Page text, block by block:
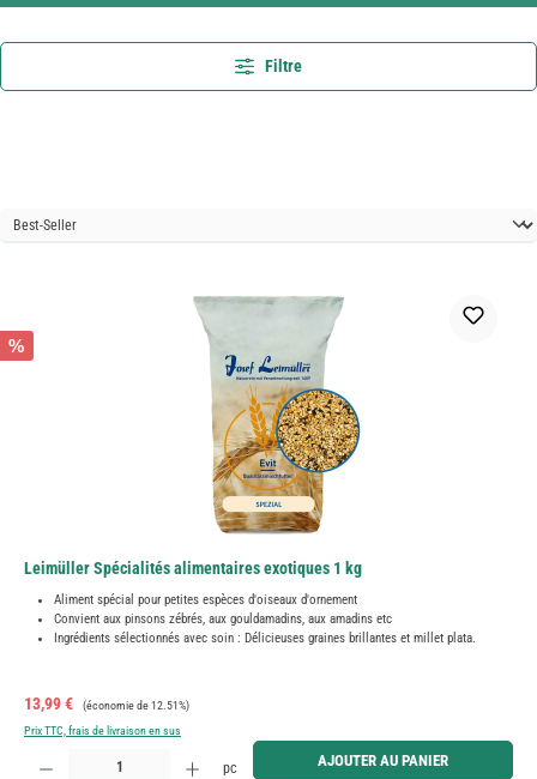
Filtre
%
Leimüller Spécialités alimentaires exotiques 1 kg
Aliment spécial pour petites espèces d'oiseaux d'ornement
Convient aux pinsons zébrés, aux gouldamadins, aux amadins etc
Ingrédients sélectionnés avec soin : Délicieuses graines brillantes et millet plata.
Prix de vente :
13,99 € Prix régulier :
(économie de 12.51%)
Prix TTC, frais de livraison en sus
Quantité de produit : Entrez la quantité souhaitée ou utilisez les boutons pour augmenter ou
pc AJOUTER AU PANIER